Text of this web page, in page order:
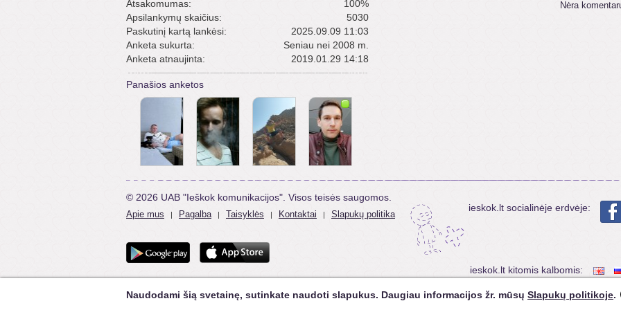
Atsakomumas:
100%
Apsilankymų skaičius:
5030
Paskutinį kartą lankėsi:
2025.09.09 11:03
Anketa sukurta:
Seniau nei 2008 m.
Anketa atnaujinta:
2019.01.29 14:18
Panašios anketos
Nėra
© 2026 UAB "Ieškok komunikacijos". Visos teisės saugomos.
Apie mus | Pagalba | Taisyklės | Kontaktai | Slapukų politika
ieskok.lt socialinėje erdvėje:
ieskok.lt kitomis kalbomis:
Naudodami šią svetainę, sutinkate naudoti slapukus. Daugiau informacijos žr. mūsų Slapukų politikoje.